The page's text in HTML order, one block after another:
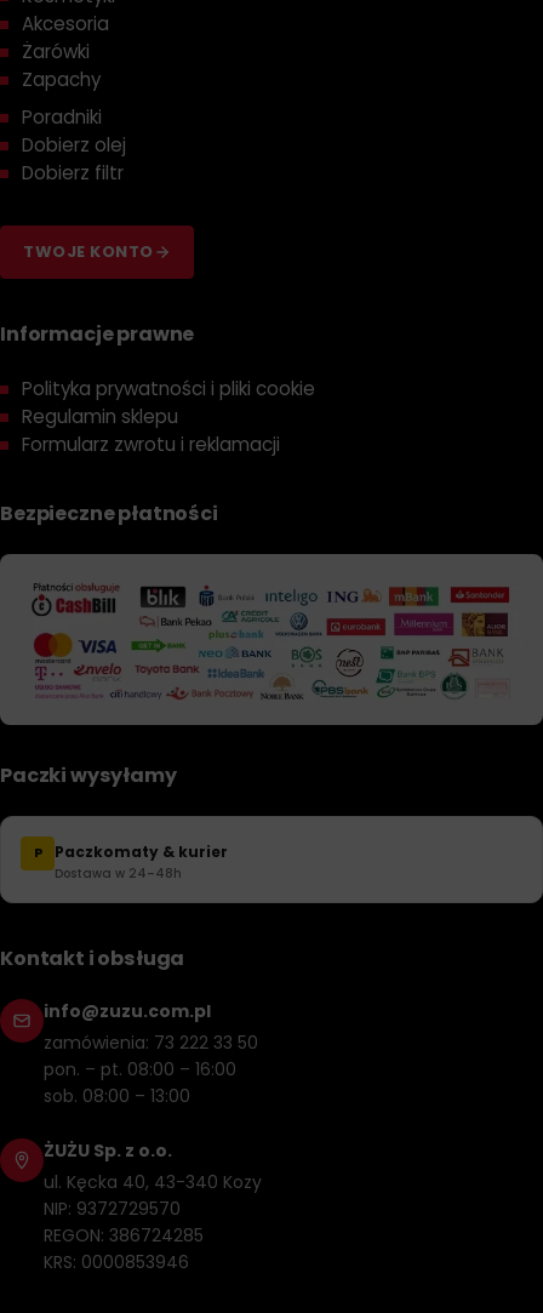
Akcesoria
Żarówki
Zapachy
Poradniki
Dobierz olej
Dobierz filtr
TWOJE KONTO
Informacje prawne
Polityka prywatności i pliki cookie
Regulamin sklepu
Formularz zwrotu i reklamacji
Bezpieczne płatności
Paczki wysyłamy
P Paczkomaty & kurier
Dostawa w 24–48h
Kontakt i obsługa
info@zuzu.com.pl
zamówienia: 73 222 33 50
pon. – pt. 08:00 – 16:00
sob. 08:00 – 13:00
ŻUŻU Sp. z o.o.
ul. Kęcka 40, 43-340 Kozy
NIP: 9372729570
REGON: 386724285
KRS: 0000853946